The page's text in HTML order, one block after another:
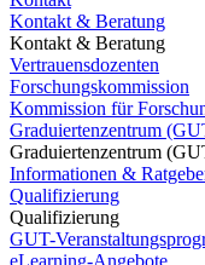
Kontakt & Beratung
Kontakt & Beratung
Vertrauensdozenten
Forschungskommission
Kommission für
Graduiertenzentrum
Graduiertenzentrum
Informationen &
Qualifizierung
Qualifizierung
GUT-
eLearning-Angebote